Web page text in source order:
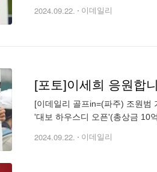
2024.09.22. 이데일리
[포토]이세희 응원합
[이데일리 골프in=(파주) 조원범
'대보 하우스디 오픈'(총상금 10
2024.09.22. 이데일리